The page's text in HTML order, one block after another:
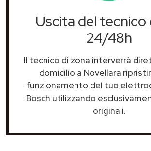
Uscita del tecnico
24/48h
Il tecnico di zona interverrà
domicilio a Novellara
funzionamento del tuo
Bosch utilizzando
originali.